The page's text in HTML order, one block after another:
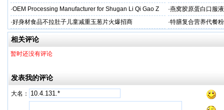
的。”
和别人的调侃相比，成龙对儿子可说是肆无忌惮地贬低。同台亮相，他说他不成
一脚。成龙喜欢王力宏，多次赞赏他完美全能，也要顺便拉踩一下房祖名：“多
史密斯一家来北京拍《功夫小子》，当时11岁的戈登学了两个月功夫，拳脚就
房祖名当然不肯学了，有一个打遍天下的爹，他不想永远追着他的背影走。他
不能从父亲擅长的领域来，即使后来拍戏，他也拒绝拍武戏。房祖名喜欢音乐
硬气的活动，在成龙看来可能太过平凡，更何况，他唱歌也唱不过王力宏啊！
·OEM Processing Manufacturer for Shugan Li Qi Gao Z ·燕窝胶原蛋白口服
牌
·好身材食品不拉肚子儿童减重玉葱片火爆招商 ·特膳复合营养代餐
牌代工
相关评论
暂时还没有评论
发表我的评论
大名：